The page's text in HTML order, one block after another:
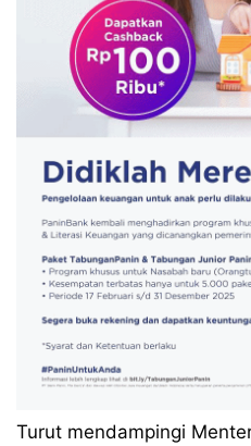
Turut mendampingi